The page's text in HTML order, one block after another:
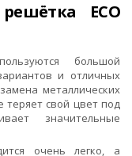
ECO
большой
и отличных
металлических
теряет свой цвет под
значительные
очень легко, а